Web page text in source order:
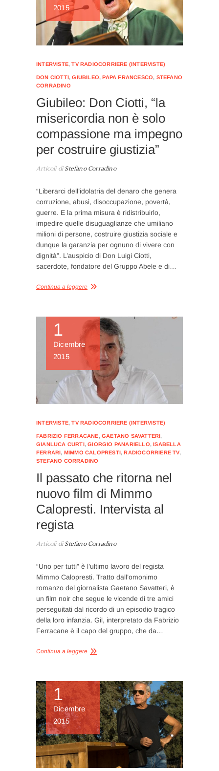
2015
INTERVISTE,TV RADIOCORRIERE (INTERVISTE)
DON CIOTTI,GIUBILEO,PAPA FRANCESCO, STEFANO
CORRADINO
Giubileo: Don Ciotti, “la
misericordia non è solo
compassione ma impegno
per costruire giustizia”
Articoli diStefano Corradino
“Liberarci dell’idolatria del denaro che genera
corruzione, abusi, disoccupazione, povertà,
guerre. E la prima misura è ridistribuirlo,
impedire quelle disuguaglianze che umiliano
milioni di persone, costruire giustizia sociale e
dunque la garanzia per ognuno di vivere con
dignità”. L’auspicio di Don Luigi Ciotti,
sacerdote, fondatore del Gruppo Abele e di…
Continua a leggere
1
Dicembre
2015
INTERVISTE,TV RADIOCORRIERE (INTERVISTE)
FABRIZIO FERRACANE,GAETANO SAVATTERI,
GIANLUCA CURTI,GIORGIO PANARIELLO,ISABELLA
FERRARI, MIMMO CALOPRESTI,RADIOCORRIERE TV,
STEFANO CORRADINO
Il passato che ritorna nel
nuovo film di Mimmo
Calopresti. Intervista al
regista
Articoli diStefano Corradino
“Uno per tutti” è l’ultimo lavoro del regista
Mimmo Calopresti. Tratto dall’omonimo
romanzo del giornalista Gaetano Savatteri, è
un film noir che segue le vicende di tre amici
perseguitati dal ricordo di un episodio tragico
della loro infanzia. Gil, interpretato da Fabrizio
Ferracane è il capo del gruppo, che da…
Continua a leggere
1
Dicembre
2015